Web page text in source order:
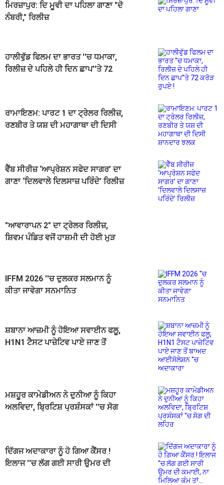
ਮਿਰਜ਼ਾਪੁਰ: ਦਿ ਮੂਵੀ ਦਾ ਪਹਿਲਾ ਗਾਣਾ "ਦੋ
ਨੰਬਰੀ," ਰਿਲੀਜ਼
ਹਾਲੀਵੁੱਡ ਫਿਲਮ ਦਾ ਭਾਰਤ ''ਚ ਧਮਾਕਾ,
ਰਿਲੀਜ਼ ਦੇ ਪਹਿਲੇ ਹੀ ਦਿਨ ਛਾਪ''ਤੇ 72
ਰਾਮਾਇਣਮ: ਪਾਰਟ 1 ਦਾ ਟ੍ਰੇਲਰ ਰਿਲੀਜ਼,
ਰਣਬੀਰ ਤੇ ਯਸ਼ ਦੀ ਮਹਾਗਾਥਾ ਦੀ ਦਿਸੀ
ਵੈੱਬ ਸੀਰੀਜ਼ ‘ਆਪ੍ਰੇਸ਼ਨ ਸਫੇਦ ਸਾਗਰ’ ਦਾ
ਗਾਣਾ ‘ਦਿਲਵਾਲੇ ਦਿਲਸਾਜ਼ ਪਰਿੰਦੇ’ ਰਿਲੀਜ਼
"ਆਵਾਰਾਪਨ 2" ਦਾ ਟ੍ਰੇਲਰ ਰਿਲੀਜ਼,
ਸ਼ਿਵਮ ਪੰਡਿਤ ਵਜੋਂ ਹਾਸ਼ਮੀ ਦੀ ਹੋਈ ਮੁੜ
IFFM 2026 ''ਚ ਦੁਲਕਰ ਸਲਮਾਨ ਨੂੰ
ਕੀਤਾ ਜਾਵੇਗਾ ਸਨਮਾਨਿਤ
ਸ਼ਬਾਨਾ ਆਜ਼ਮੀ ਨੂੰ ਹੋਇਆ ਸਵਾਈਨ ਫਲੂ,
H1N1 ਟੈਸਟ ਪਾਜ਼ੇਟਿਵ ਪਾਏ ਜਾਣ ਤੋਂ
ਮਸ਼ਹੂਰ ਕਾਮੇਡੀਅਨ ਨੇ ਦੁਨੀਆ ਨੂੰ ਕਿਹਾ
ਅਲਵਿਦਾ, ਬ੍ਰਿਟਿਸ਼ ਪ੍ਰਸ਼ੰਸਕਾਂ ''ਚ ਸੋਗ
ਦਿੱਗਜ ਅਦਾਕਾਰਾ ਨੂੰ ਹੋ ਗਿਆ ਕੈਂਸਰ !
ਇਲਾਜ ''ਚ ਲੱਗ ਗਈ ਸਾਰੀ ਉਮਰ ਦੀ